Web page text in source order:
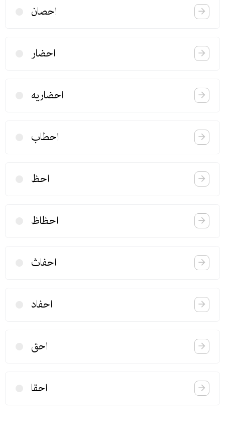
احصان
احضار
احضاریه
احطاب
احظ
احظاظ
احفاث
احفاد
احق
احقا